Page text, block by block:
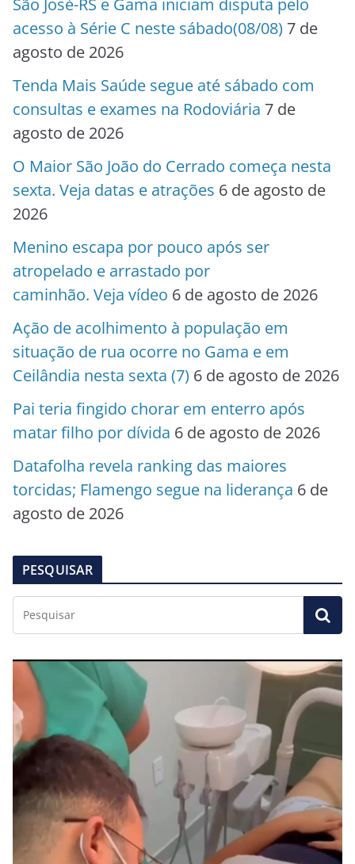
São José-RS e Gama iniciam disputa pelo
acesso à Série C neste sábado(08/08) 7 de
agosto de 2026
Tenda Mais Saúde segue até sábado com
consultas e exames na Rodoviária 7 de
agosto de 2026
O Maior São João do Cerrado começa nesta
sexta. Veja datas e atrações 6 de agosto de
2026
Menino escapa por pouco após ser
atropelado e arrastado por
caminhão. Veja vídeo 6 de agosto de 2026
Ação de acolhimento à população em
situação de rua ocorre no Gama e em
Ceilândia nesta sexta (7) 6 de agosto de 2026
Pai teria fingido chorar em enterro após
matar filho por dívida 6 de agosto de 2026
Datafolha revela ranking das maiores
torcidas; Flamengo segue na liderança 6 de
agosto de 2026
PESQUISAR